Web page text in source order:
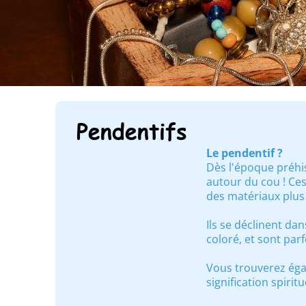
Pendentifs
Le pendentif ?
Dès l'époque
autour du cou !
des matériaux
Ils se déclinent
coloré, et sont
Vous trouverez
signification